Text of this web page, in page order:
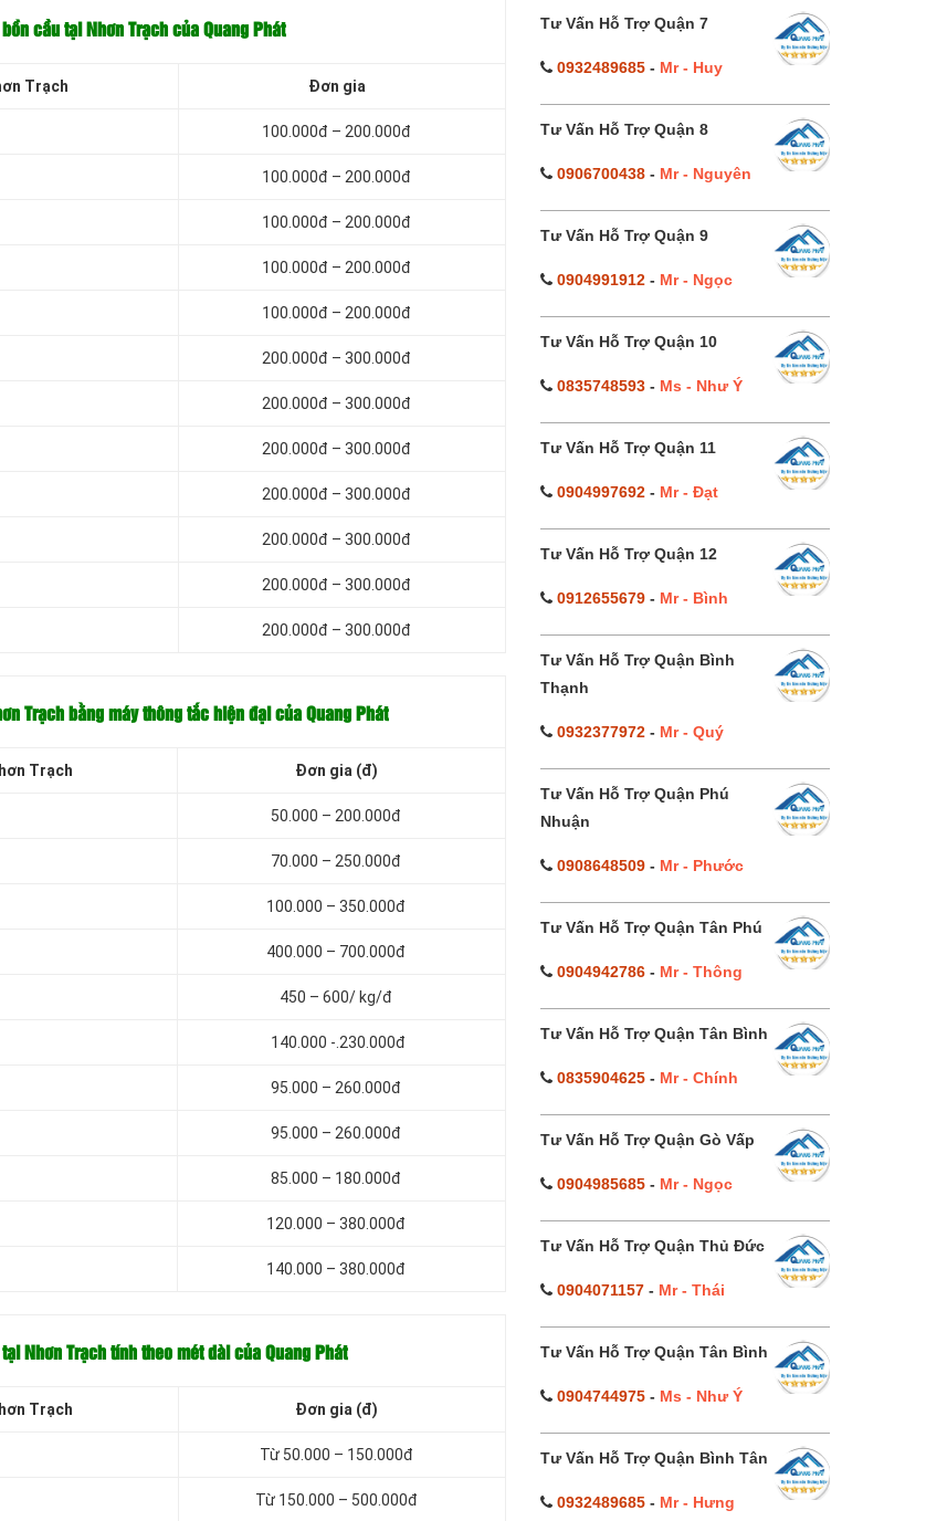
cầu tại Nhơn Trạch của Quang Phát
Trạch Đơn gia
100.000đ – 200.000đ
100.000đ – 200.000đ
100.000đ – 200.000đ
100.000đ – 200.000đ
100.000đ – 200.000đ
200.000đ – 300.000đ
200.000đ – 300.000đ
200.000đ – 300.000đ
200.000đ – 300.000đ
200.000đ – 300.000đ
200.000đ – 300.000đ
200.000đ – 300.000đ
Trạch bằng máy thông tắc hiện đại của Quang Phát
Trạch Đơn gia (đ)
50.000 – 200.000đ
70.000 – 250.000đ
100.000 – 350.000đ
400.000 – 700.000đ
450 – 600/ kg/đ
140.000 -.230.000đ
95.000 – 260.000đ
95.000 – 260.000đ
85.000 – 180.000đ
120.000 – 380.000đ
140.000 – 380.000đ
Nhơn Trạch tính theo mét dài của Quang Phát
Trạch Đơn gia (đ)
Từ 50.000 – 150.000đ
Từ 150.000 – 500.000đ
Tư Vấn Hỗ Trợ Quận 7
0932489685- Mr - Huy
Tư Vấn Hỗ Trợ Quận 8
0906700438- Mr - Nguyên
Tư Vấn Hỗ Trợ Quận 9
0904991912- Mr - Ngọc
Tư Vấn Hỗ Trợ Quận 10
0835748593- Ms - Như Ý
Tư Vấn Hỗ Trợ Quận 11
0904997692- Mr - Đạt
Tư Vấn Hỗ Trợ Quận 12
0912655679- Mr - Bình
Tư Vấn Hỗ Trợ Quận Bình
Thạnh
0932377972- Mr - Quý
Tư Vấn Hỗ Trợ Quận Phú
Nhuận
0908648509- Mr - Phước
Tư Vấn Hỗ Trợ Quận Tân Phú
0904942786- Mr - Thông
Tư Vấn Hỗ Trợ Quận Tân Bình
0835904625- Mr - Chính
Tư Vấn Hỗ Trợ Quận Gò Vấp
0904985685- Mr - Ngọc
Tư Vấn Hỗ Trợ Quận Thủ Đức
0904071157- Mr - Thái
Tư Vấn Hỗ Trợ Quận Tân Bình
0904744975- Ms - Như Ý
Tư Vấn Hỗ Trợ Quận Bình Tân
0932489685- Mr - Hưng